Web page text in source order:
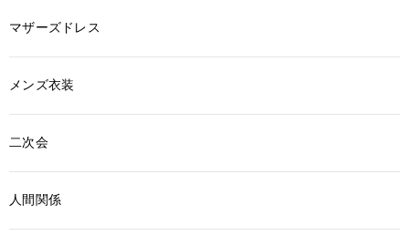
マザーズドレス
メンズ衣装
二次会
人間関係